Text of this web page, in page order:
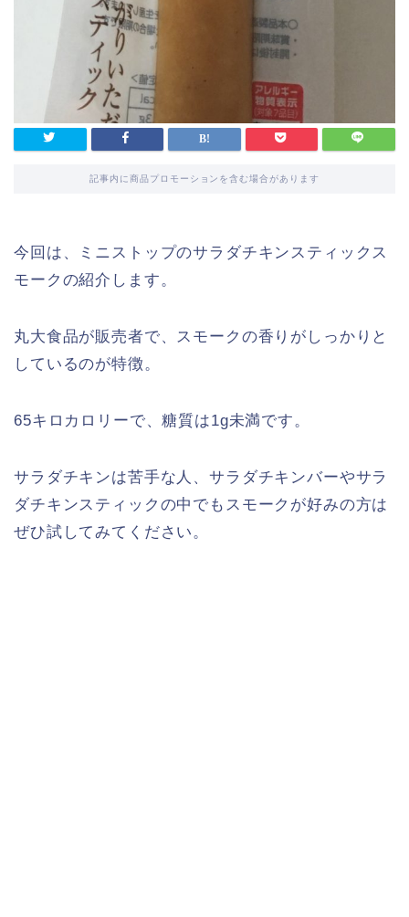
記事内に商品プロモーションを含む場合があります
今回は、ミニストップのサラダチキンスティックス
モークの紹介します。
丸大食品が販売者で、スモークの香りがしっかりと
しているのが特徴。
65キロカロリーで、糖質は1g未満です。
サラダチキンは苦手な人、サラダチキンバーやサラ
ダチキンスティックの中でもスモークが好みの方は
ぜひ試してみてください。